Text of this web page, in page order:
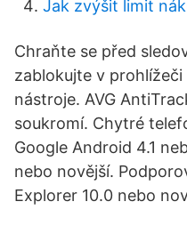
Jak zvýšit limit
Chraňte se před
zablokujte v
nástroje. AVG
soukromí. Chytré
Google Android 4.1
nebo novější.
Explorer 10.0 nebo